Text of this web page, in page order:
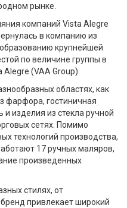
рынке.
компаний Vista Alegre
в компанию из
образованию крупнейшей
по величине группы в
Alegre (VAA Group).
областях, как
фарфора, гостиничная
изделия из стекла ручной
сетях. Помимо
технологий производства,
17 ручных маляров,
произведенных
стилях, от
привлекает широкий